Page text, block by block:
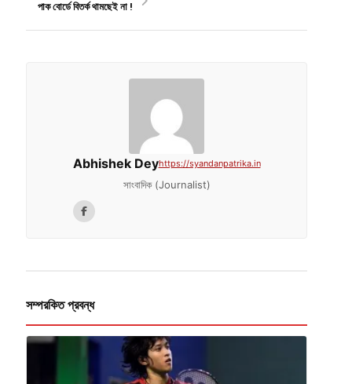
পাক বোর্ডে বিতর্ক থামছেই না !
Abhishek Deyhttps://syandanpatrika.in
সাংবাদিক (Journalist)
সম্পরকিত প্রবন্ধ